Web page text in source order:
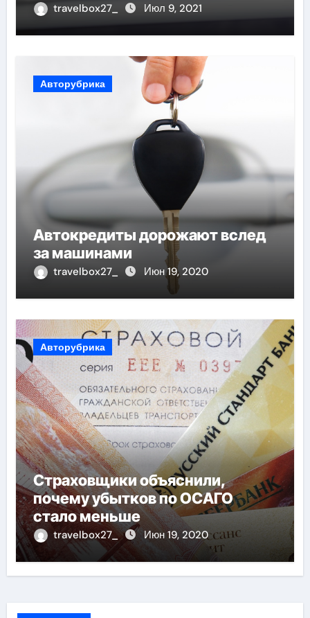
travelbox27_ Июл 9, 2021
Авторубрика
Автокредиты дорожают вслед
за машинами
travelbox27_ Июн 19, 2020
Авторубрика
Страховщики объяснили,
почему убытков по ОСАГО
стало меньше
travelbox27_ Июн 19, 2020